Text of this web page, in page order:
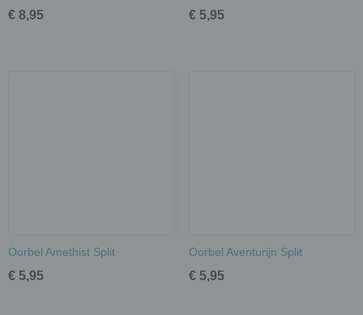
€ 8,95 € 5,95
Oorbel Amethist Split
€ 5,95
Oorbel Aventurijn Split
€ 5,95